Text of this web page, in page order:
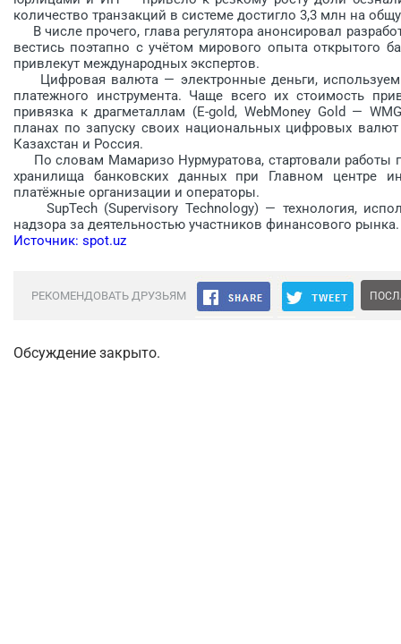
количество транзакций в системе достигло 3,3 млн на
В числе прочего, глава регулятора анонсировал
вестись поэтапно с учётом мирового опыта открытого
привлекут международных экспертов.
Цифровая валюта — электронные деньги,
платежного инструмента. Чаще всего их стоимость
привязка к драгметаллам (E-gold, WebMoney Gold —
планах по запуску своих национальных цифровых
Казахстан и Россия.
По словам Мамаризо Нурмуратова, стартовали работы
хранилища банковских данных при Главном центре
платёжные организации и операторы.
SupTech (Supervisory Technology) — технология,
надзора за деятельностью участников финансового рынка.
Источник: spot.uz
РЕКОМЕНДОВАТЬ ДРУЗЬЯМ
Обсуждение закрыто.